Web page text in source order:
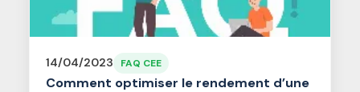
14/04/2023 FAQ CEE
Comment optimiser le rendement d’une